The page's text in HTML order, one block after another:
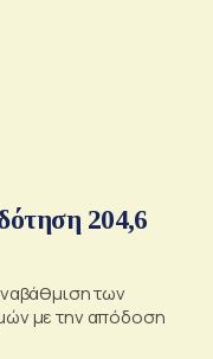
204,6
των
με την απόδοση